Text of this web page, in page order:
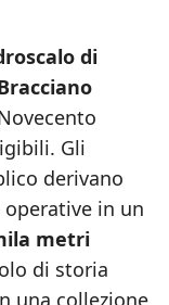
di
Gli
derivano
in un
metri
di storia
una collezione